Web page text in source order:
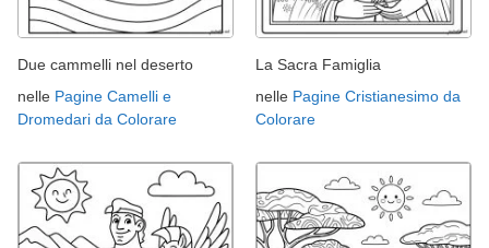
Due cammelli nel deserto
nelle Pagine Camelli e
Dromedari da Colorare
La Sacra Famiglia
nelle Pagine Cristianesimo da
Colorare